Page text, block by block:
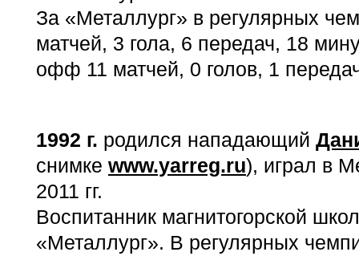
За «Металлург» в регулярных
матчей, 3 гола, 6 передач, 18
офф 11 матчей, 0 голов, 1
1992 г. родился нападающий
снимке www.yarreg.ru), играл в
2011 гг.
Воспитанник магнитогорской
«Металлург». В регулярных